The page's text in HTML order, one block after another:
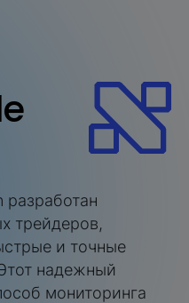
разработан
трейдеров,
и точные
надежный
мониторинга